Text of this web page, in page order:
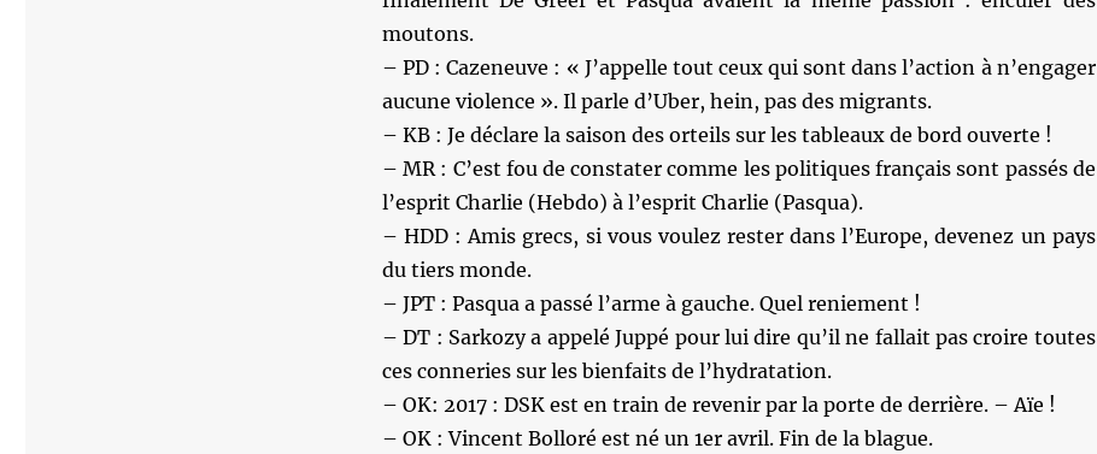
moutons.
– PD : Cazeneuve : « J’appelle tout ceux qui sont dans l’action à n’engager
aucune violence ». Il parle d’Uber, hein, pas des migrants.
– KB : Je déclare la saison des orteils sur les tableaux de bord ouverte !
– MR : C’est fou de constater comme les politiques français sont passés de
l’esprit Charlie (Hebdo) à l’esprit Charlie (Pasqua).
– HDD : Amis grecs, si vous voulez rester dans l’Europe, devenez un pays
du tiers monde.
– JPT : Pasqua a passé l’arme à gauche. Quel reniement !
– DT : Sarkozy a appelé Juppé pour lui dire qu’il ne fallait pas croire toutes
ces conneries sur les bienfaits de l’hydratation.
– OK: 2017 : DSK est en train de revenir par la porte de derrière. – Aïe !
– OK : Vincent Bolloré est né un 1er avril. Fin de la blague.